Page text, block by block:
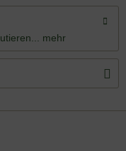
mehr